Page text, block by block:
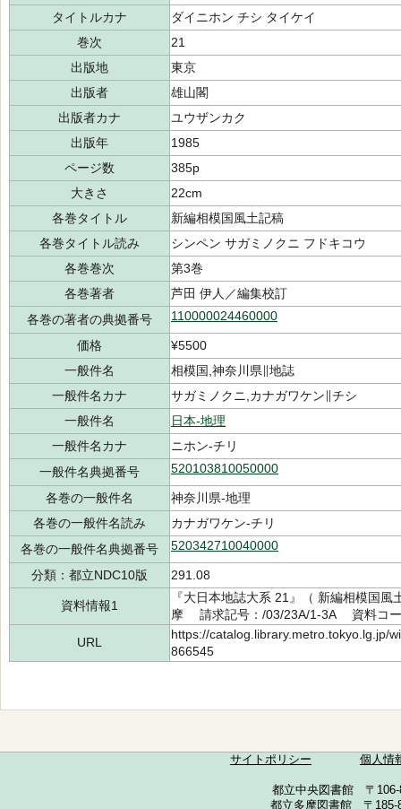
タイトルカナ
ダイニホン チシ タイケイ
巻次
21
出版地
東京
出版者
雄山閣
出版者カナ
ユウザンカク
出版年
1985
ページ数
385p
大きさ
22cm
各巻タイトル
新編相模国風土記稿
各巻タイトル読み
シンペン サガミノクニ フドキコウ
各巻巻次
第3巻
各巻著者
芦田 伊人／編集校訂
各巻の著者の典拠番号
110000024460000
価格
¥5500
一般件名
相模国,神奈川県∥地誌
一般件名カナ
サガミノクニ,カナガワケン∥チシ
一般件名
日本-地理
一般件名カナ
ニホン-チリ
一般件名典拠番号
520103810050000
各巻の一般件名
神奈川県-地理
各巻の一般件名読み
カナガワケン-チリ
各巻の一般件名典拠番号
520342710040000
分類：都立NDC10版 291.08
資料情報1
『大日本地誌大系 21』（ 新編相模
摩 請求記号：/03/23A/1-3A 資料コー
URL
https://catalog.library.metro.tokyo.lg.jp/
866545
サイトポリシー 個人情
都立中央図書館 〒
都立多摩図書館 〒185-